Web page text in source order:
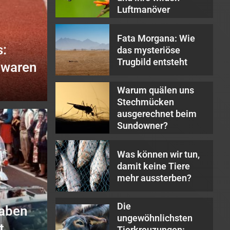
mit
Luftmanöver
2
Fata Morgana: Wie
das mysteriöse
Trugbild entsteht
Warum quälen uns
Stechmücken
ausgerechnet beim
Sundowner?
4
Was können wir tun,
damit keine Tiere
mehr aussterben?
5
Die
ungewöhnlichsten